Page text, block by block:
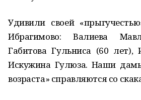
Удивили своей
Ибрагимово: Валиева
Габитова Гульниса (60
Искужина Гулюза. Наши дамы
возраста» справляются со